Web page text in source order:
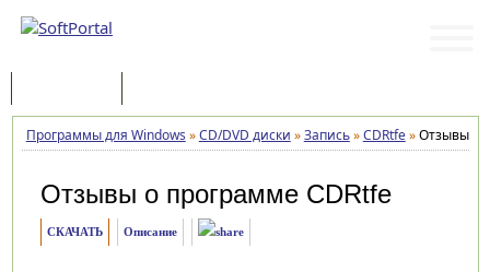
Программы для Windows »CD/DVD диски »Запись»CDRtfe»Отзывы
Отзывы о программе CDRtfe
СКАЧАТЬ Описание